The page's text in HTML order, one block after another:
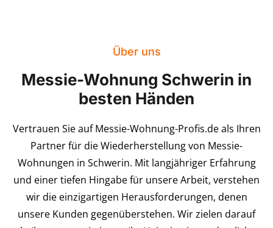
Über uns
Messie-Wohnung Schwerin in
besten Händen
Vertrauen Sie auf Messie-Wohnung-Profis.de als Ihren
Partner für die Wiederherstellung von Messie-
Wohnungen in Schwerin. Mit langjähriger Erfahrung
und einer tiefen Hingabe für unsere Arbeit, verstehen
wir die einzigartigen Herausforderungen, denen
unsere Kunden gegenüberstehen. Wir zielen darauf